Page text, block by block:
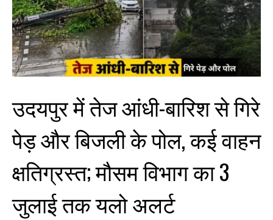
उदयपुर में तेज आंधी-बारिश से गिरे
पेड़ और बिजली के पोल, कई वाहन
क्षतिग्रस्त; मौसम विभाग का 3
जुलाई तक यलो अलर्ट